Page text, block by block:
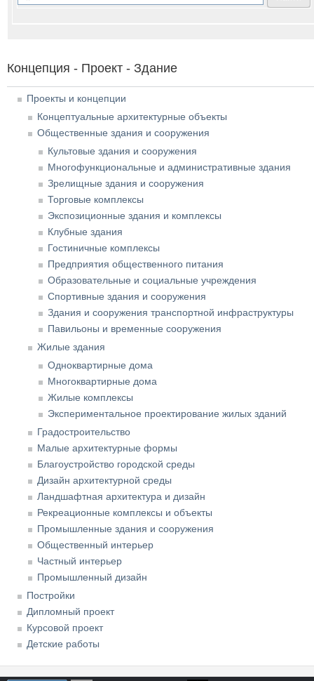
Концепция - Проект - Здание
Проекты и концепции
Концептуальные архитектурные объекты
Общественные здания и сооружения
Культовые здания и сооружения
Многофункциональные и административные здания
Зрелищные здания и сооружения
Торговые комплексы
Экспозиционные здания и комплексы
Клубные здания
Гостиничные комплексы
Предприятия общественного питания
Образовательные и социальные учреждения
Спортивные здания и сооружения
Здания и сооружения транспортной инфраструктуры
Павильоны и временные сооружения
Жилые здания
Одноквартирные дома
Многоквартирные дома
Жилые комплексы
Экспериментальное проектирование жилых зданий
Градостроительство
Малые архитектурные формы
Благоустройство городской среды
Дизайн архитектурной среды
Ландшафтная архитектура и дизайн
Рекреационные комплексы и объекты
Промышленные здания и сооружения
Общественный интерьер
Частный интерьер
Промышленный дизайн
Постройки
Дипломный проект
Курсовой проект
Детские работы